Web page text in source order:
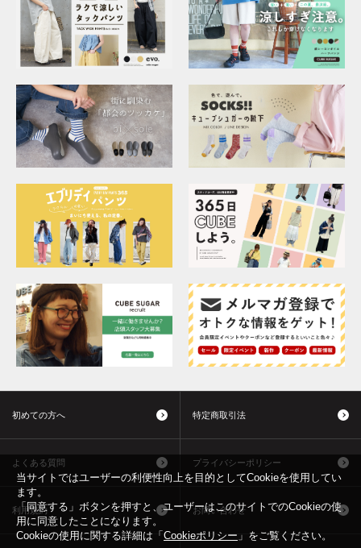
初めての方へ 特定商取引法
よくある質問 プライバシーポリシー
利用規約 お問い合わせ
当サイトではユーザーの利便性向上を目的としてCookieを使用してい
ます。
「同意する」ボタンを押すと、ユーザーはこのサイトでのCookieの使
用に同意したことになります。
Cookieの使用に関する詳細は「 Cookieポリシー 」をご覧ください。